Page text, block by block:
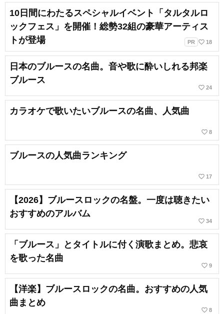
10日間にわたるスペシャルイベント「タルタルロ
ックフェス」を開催！総勢32組の豪華アーティス
トが登場
PR favorite_border 18
日本のブルースの名曲。音や歌に酔いしれる邦楽
ブルース
favorite_border 24
カラオケで歌いたいブルースの名曲、人気曲
favorite_border 8
ブルースの人気曲ランキング
favorite_border 17
【2026】ブルースロックの名盤。一度は聴きたい
おすすめのアルバム
favorite_border 34
「ブルース」とタイトルに付く演歌まとめ。悲哀
を歌った名曲
favorite_border 9
【洋楽】ブルースロックの名曲。おすすめの人気
曲まとめ
favorite_border 8